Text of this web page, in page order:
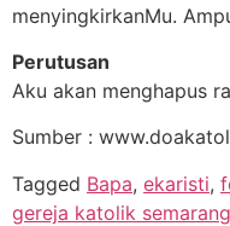
menyingkirkanMu.
Perutusan
Aku akan menghapus
Sumber :
Tagged Bapa, ekaristi,
gereja katolik semarang